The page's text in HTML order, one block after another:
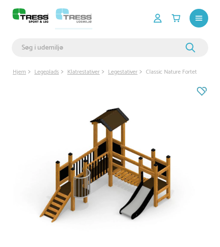
Hjem Legeplads Klatrestativer Legestativer Classic Nature Fortet